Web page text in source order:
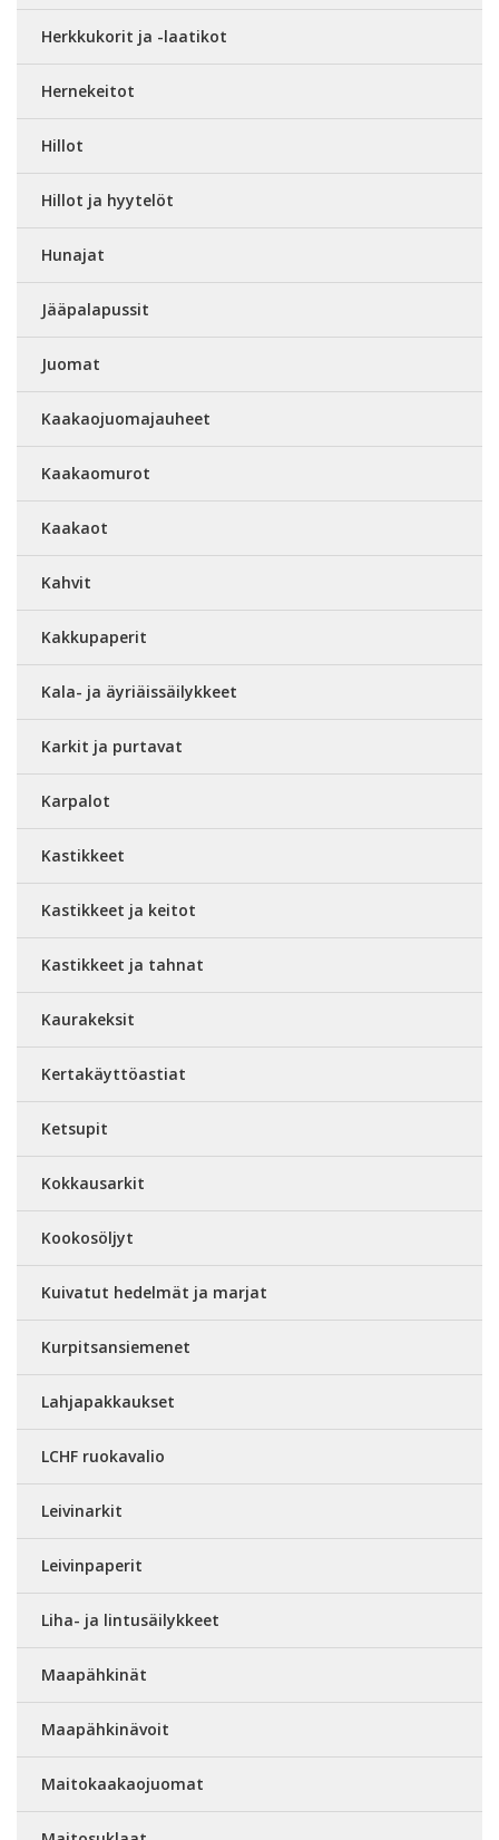
Herkkukorit ja -laatikot
Hernekeitot
Hillot
Hillot ja hyytelöt
Hunajat
Jääpalapussit
Juomat
Kaakaojuomajauheet
Kaakaomurot
Kaakaot
Kahvit
Kakkupaperit
Kala- ja äyriäissäilykkeet
Karkit ja purtavat
Karpalot
Kastikkeet
Kastikkeet ja keitot
Kastikkeet ja tahnat
Kaurakeksit
Kertakäyttöastiat
Ketsupit
Kokkausarkit
Kookosöljyt
Kuivatut hedelmät ja marjat
Kurpitsansiemenet
Lahjapakkaukset
LCHF ruokavalio
Leivinarkit
Leivinpaperit
Liha- ja lintusäilykkeet
Maapähkinät
Maapähkinävoit
Maitokaakaojuomat